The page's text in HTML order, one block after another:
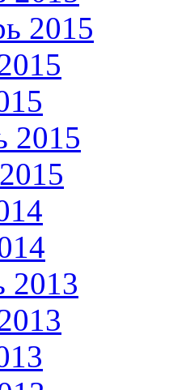
2015
2015
2013